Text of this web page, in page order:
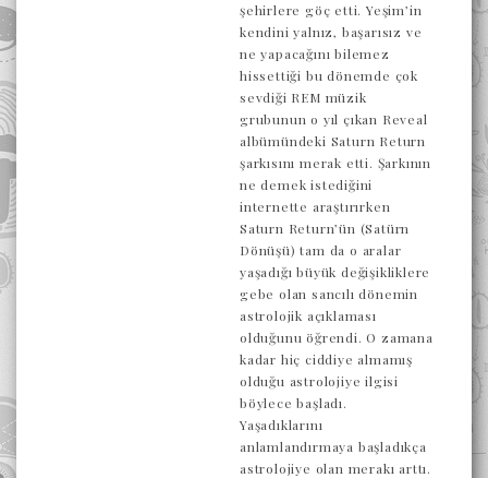
şehirlere göç etti. Yeşim’in
kendini yalnız, başarısız ve
ne yapacağını bilemez
hissettiği bu dönemde çok
sevdiği REM müzik
grubunun o yıl çıkan Reveal
albümündeki Saturn Return
şarkısını merak etti. Şarkının
ne demek istediğini
internette araştırırken
Saturn Return’ün (Satürn
Dönüşü) tam da o aralar
yaşadığı büyük değişikliklere
gebe olan sancılı dönemin
astrolojik açıklaması
olduğunu öğrendi. O zamana
kadar hiç ciddiye almamış
olduğu astrolojiye ilgisi
böylece başladı.
Yaşadıklarını
anlamlandırmaya başladıkça
astrolojiye olan merakı arttı.